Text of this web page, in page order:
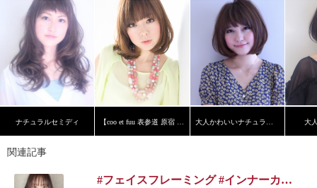
ナチュラルセミディ 大
関連記事
#フェイスフレーミング #インナーカラー#イヤリングカラー ミディアムレイヤー レイヤーカット ハッシュカット